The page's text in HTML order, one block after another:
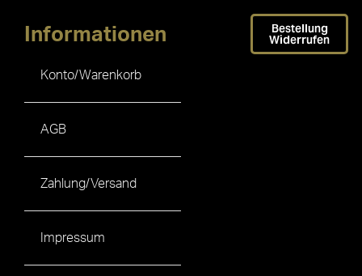
Informationen
Konto/Warenkorb
AGB
Zahlung/Versand
Impressum
Bestellung
Widerrufen